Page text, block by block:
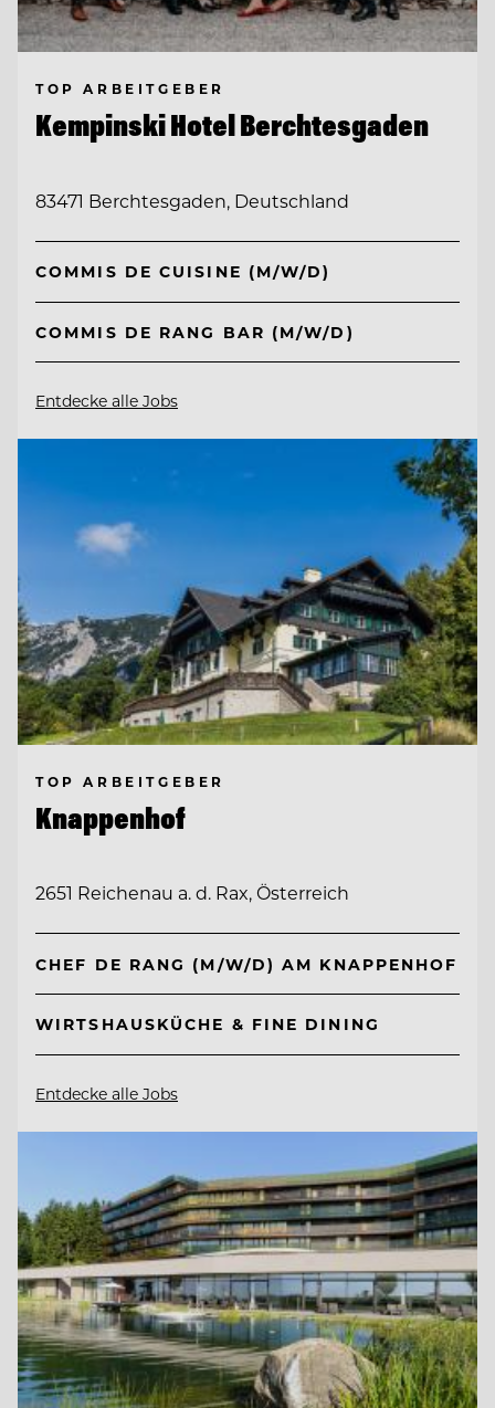
TOP ARBEITGEBER
Kempinski Hotel Berchtesgaden
83471 Berchtesgaden, Deutschland
COMMIS DE CUISINE (M/W/D)
COMMIS DE RANG BAR (M/W/D)
Entdecke alle Jobs
TOP ARBEITGEBER
Knappenhof
2651 Reichenau a. d. Rax, Österreich
CHEF DE RANG (M/W/D) AM KNAPPENHOF
WIRTSHAUSKÜCHE & FINE DINING
Entdecke alle Jobs